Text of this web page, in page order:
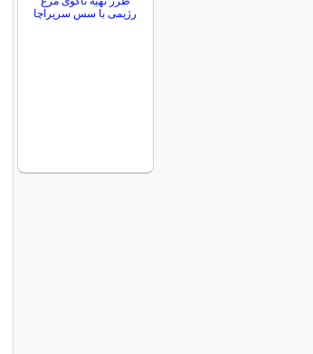
رژیمی با سس سریراچا